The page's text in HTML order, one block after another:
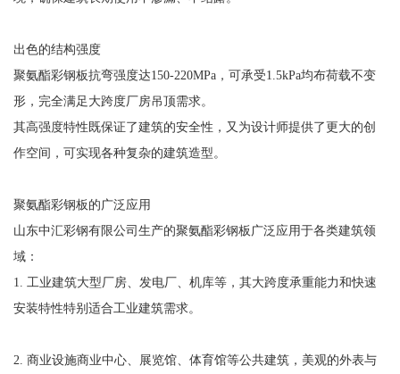
出色的结构强度
聚氨酯彩钢板抗弯强度达150-220MPa，可承受1.5kPa均布荷载不变
形，完全满足大跨度厂房吊顶需求。
其高强度特性既保证了建筑的安全性，又为设计师提供了更大的创
作空间，可实现各种复杂的建筑造型。
聚氨酯彩钢板的广泛应用
山东中汇彩钢有限公司生产的聚氨酯彩钢板广泛应用于各类建筑领
域：
1. 工业建筑大型厂房、发电厂、机库等，其大跨度承重能力和快速
安装特性特别适合工业建筑需求。
2. 商业设施商业中心、展览馆、体育馆等公共建筑，美观的外表与